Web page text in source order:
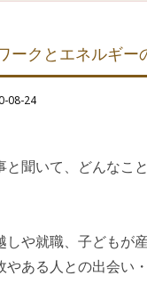
ークとエネルギー
08-24
と聞いて、どんなこ
や就職、子どもが産
ある人との出会い